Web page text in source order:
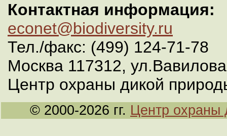
Контактная информация:
econet@biodiversity.ru
Тел./факс: (499) 124-71-78
Москва 117312,
Центр охраны дикой
© 2000-2026 гг. Центр охраны